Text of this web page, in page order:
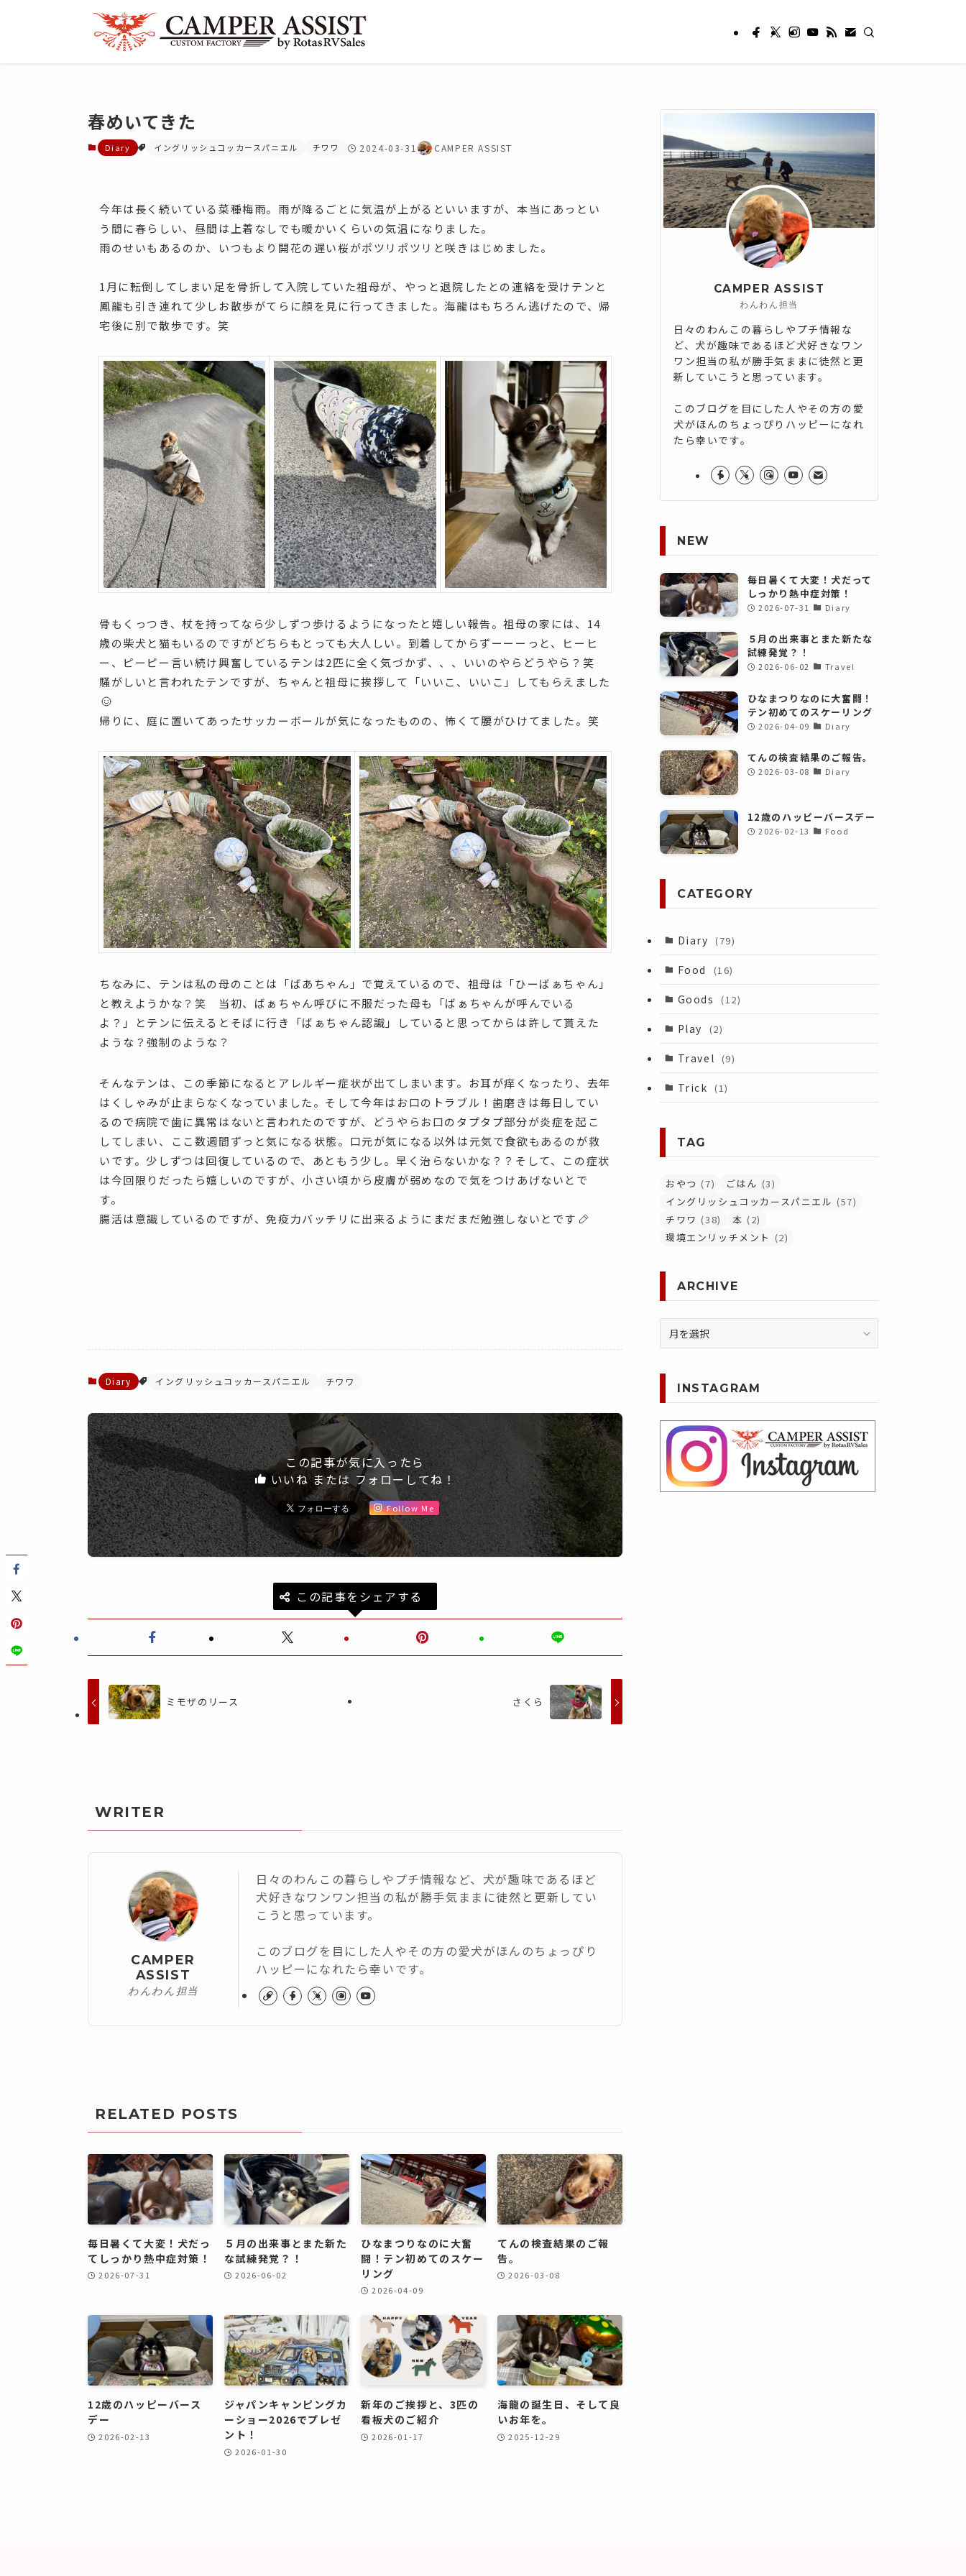
春めいてきた
Diary イングリッシュコッカースパニエル チワワ 2024-03-31 CAMPER ASSIST
今年は長く続いている菜種梅雨。雨が降るごとに気温が上がるといいますが、本当にあっとい
う間に春らしい、昼間は上着なしでも暖かいくらいの気温になりました。
雨のせいもあるのか、いつもより開花の遅い桜がポツリポツリと咲きはじめました。
1月に転倒してしまい足を骨折して入院していた祖母が、やっと退院したとの連絡を受けテンと
鳳龍も引き連れて少しお散歩がてらに顔を見に行ってきました。海龍はもちろん逃げたので、帰
宅後に別で散歩です。笑
骨もくっつき、杖を持ってなら少しずつ歩けるようになったと嬉しい報告。祖母の家には、14
歳の柴犬と猫もいるのですがどちらもとっても大人しい。到着してからずーーーっと、ヒーヒ
ー、ピーピー言い続け興奮しているテンは2匹に全く気づかず、、、いいのやらどうやら？笑
騒がしいと言われたテンですが、ちゃんと祖母に挨拶して「いいこ、いいこ」してもらえました
帰りに、庭に置いてあったサッカーボールが気になったものの、怖くて腰がひけてました。笑
ちなみに、テンは私の母のことは「ばあちゃん」で覚えているので、祖母は「ひーばぁちゃん」
と教えようかな？笑 当初、ばぁちゃん呼びに不服だった母も「ばぁちゃんが呼んでいる
よ？」とテンに伝えるとそばに行き「ばぁちゃん認識」していると思ってからは許して貰えた
ような？強制のような？
そんなテンは、この季節になるとアレルギー症状が出てしまいます。お耳が痒くなったり、去年
はくしゃみが止まらなくなっていました。そして今年はお口のトラブル！歯磨きは毎日してい
るので病院で歯に異常はないと言われたのですが、どうやらお口のタプタプ部分が炎症を起こ
してしまい、ここ数週間ずっと気になる状態。口元が気になる以外は元気で食欲もあるのが救
いです。少しずつは回復しているので、あともう少し。早く治らないかな？？そして、この症状
は今回限りだったら嬉しいのですが、小さい頃から皮膚が弱めなので気をつけあげないとで
す。
腸活は意識しているのですが、免疫力バッチリに出来るようにまだまだ勉強しないとです
Diary イングリッシュコッカースパニエル チワワ
この記事が気に入ったら
いいね または フォローしてね！
Follow Me
この記事をシェアする
ミモザのリース さくら
WRITER
CAMPER
ASSIST
わんわん担当
日々のわんこの暮らしやプチ情報など、犬が趣味であるほど
犬好きなワンワン担当の私が勝手気ままに徒然と更新してい
こうと思っています。
このブログを目にした人やその方の愛犬がほんのちょっぴり
ハッピーになれたら幸いです。
RELATED POSTS
毎日暑くて大変！犬だっ
てしっかり熱中症対策！
2026-07-31
５月の出来事とまた新た
な試練発覚？！
2026-06-02
ひなまつりなのに大奮
闘！テン初めてのスケー
リング
2026-04-09
てんの検査結果のご報
告。
2026-03-08
12歳のハッピーバース
デー
2026-02-13
ジャパンキャンピングカ
ーショー2026でプレゼ
ント！
2026-01-30
新年のご挨拶と、3匹の
看板犬のご紹介
2026-01-17
海龍の誕生日、そして良
いお年を。
2025-12-29
CAMPER ASSIST
わんわん担当
日々のわんこの暮らしやプチ情報な
ど、犬が趣味であるほど犬好きなワン
ワン担当の私が勝手気ままに徒然と更
新していこうと思っています。
このブログを目にした人やその方の愛
犬がほんのちょっぴりハッピーになれ
たら幸いです。
NEW
毎日暑くて大変！犬だって
しっかり熱中症対策！
2026-07-31 Diary
５月の出来事とまた新たな
試練発覚？！
2026-06-02 Travel
ひなまつりなのに大奮闘！
テン初めてのスケーリング
2026-04-09 Diary
てんの検査結果のご報告。
2026-03-08 Diary
12歳のハッピーバースデー
2026-02-13 Food
CATEGORY
Diary (79)
Food (16)
Goods (12)
Play (2)
Travel (9)
Trick (1)
TAG
おやつ (7) ごはん (3)
イングリッシュコッカースパニエル (57)
チワワ (38) 本 (2)
環境エンリッチメント (2)
ARCHIVE
ARCHIVE
INSTAGRAM